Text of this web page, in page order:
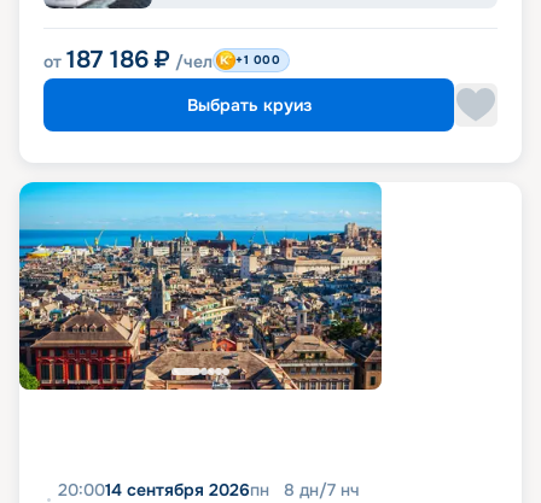
от 187 186 ₽ /чел +1 000
Выбрать круиз
20:0014 сентября 2026пн 8 дн/7 нч